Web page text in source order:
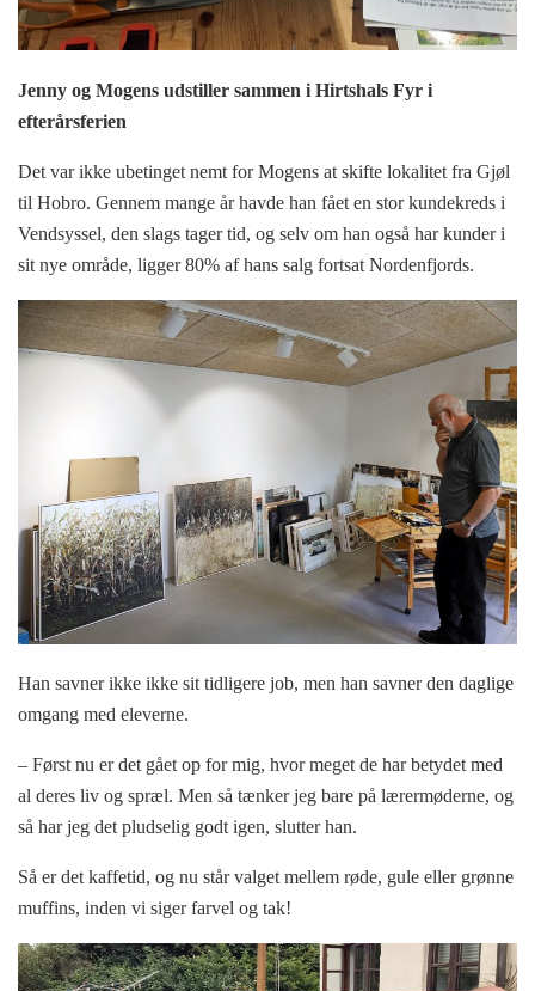
Jenny og Mogens udstiller sammen i Hirtshals Fyr i
efterårsferien
Det var ikke ubetinget nemt for Mogens at skifte lokalitet fra Gjøl
til Hobro. Gennem mange år havde han fået en stor kundekreds i
Vendsyssel, den slags tager tid, og selv om han også har kunder i
sit nye område, ligger 80% af hans salg fortsat Nordenfjords.
Han savner ikke ikke sit tidligere job, men han savner den daglige
omgang med eleverne.
– Først nu er det gået op for mig, hvor meget de har betydet med
al deres liv og spræl. Men så tænker jeg bare på lærermøderne, og
så har jeg det pludselig godt igen, slutter han.
Så er det kaffetid, og nu står valget mellem røde, gule eller grønne
muffins, inden vi siger farvel og tak!